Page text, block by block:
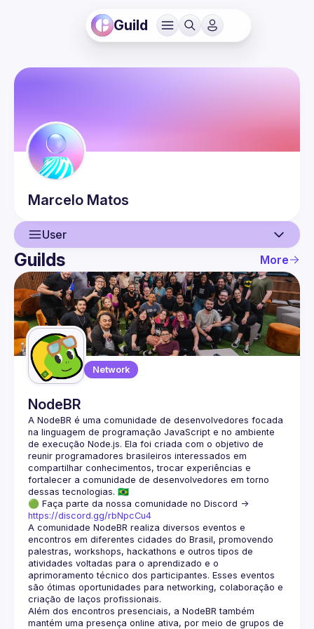
Guild
Marcelo Matos
User
User
Guilds
Guilds More
Network
NodeBR
A NodeBR é uma comunidade de desenvolvedores focada
na linguagem de programação JavaScript e no ambiente
de execução Node.js. Ela foi criada com o objetivo de
reunir programadores brasileiros interessados em
compartilhar conhecimentos, trocar experiências e
fortalecer a comunidade de desenvolvedores em torno
🟢 Faça parte da nossa comunidade no Discord ->
https://discord.gg/rbNpcCu4
A comunidade NodeBR realiza diversos eventos e
encontros em diferentes cidades do Brasil, promovendo
palestras, workshops, hackathons e outros tipos de
atividades voltadas para o aprendizado e o
aprimoramento técnico dos participantes. Esses eventos
são ótimas oportunidades para networking, colaboração e
Além dos encontros presenciais, a NodeBR também
mantém uma presença online ativa, por meio de grupos de